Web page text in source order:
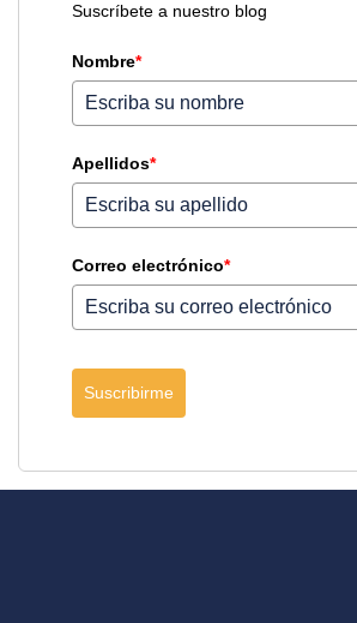
Suscríbete a nuestro blog
Nombre*
Apellidos*
Correo electrónico*
Suscribirme